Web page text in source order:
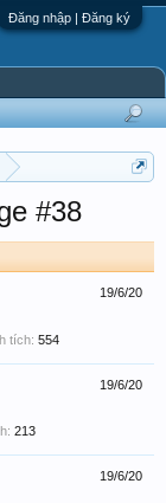
Đăng nhập | Đăng ký
Thắng.
#38
19/6/20
tích: 554
19/6/20
213
19/6/20